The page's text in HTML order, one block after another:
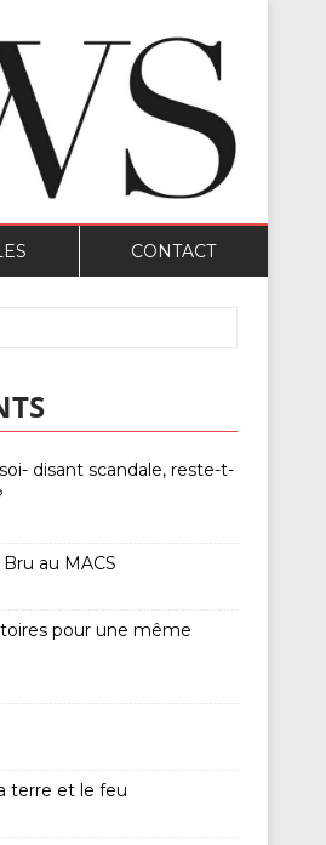
CONTACT
disant scandale, reste-t-
au MACS
pour une même
terre et le feu